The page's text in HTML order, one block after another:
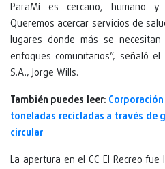
ParaMí es cercano, humano
Queremos acercar servicios de
lugares donde más se
enfoques comunitarios”, señaló
S.A., Jorge Wills.
También puedes leer:
toneladas recicladas a través de
circular
La apertura en el CC El Recreo